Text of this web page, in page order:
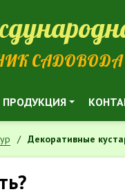
САДОВОДА
ПРОДУКЦИЯ
Декоративные